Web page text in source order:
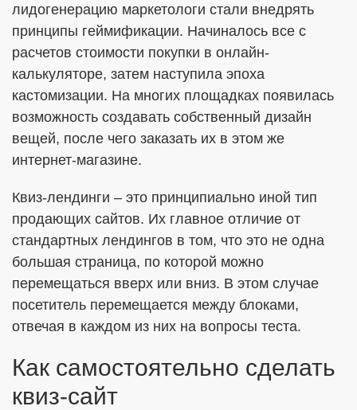
лидогенерацию маркетологи стали внедрять
принципы геймификации. Начиналось все с
расчетов стоимости покупки в онлайн-
калькуляторе, затем наступила эпоха
кастомизации. На многих площадках появилась
возможность создавать собственный дизайн
вещей, после чего заказать их в этом же
интернет-магазине.
Квиз-лендинги – это принципиально иной тип
продающих сайтов. Их главное отличие от
стандартных лендингов в том, что это не одна
большая страница, по которой можно
перемещаться вверх или вниз. В этом случае
посетитель перемещается между блоками,
отвечая в каждом из них на вопросы теста.
Как самостоятельно сделать
квиз-сайт